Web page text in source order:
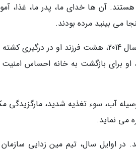
همه چیز هستند. آن ها خدای ما، پدر ما، غذا،
می بینید مرده بودند.
او به عنوان یک رهبر سنتی برجسته، خانواده ای بزرگ با چندین همسر دارد. از سال 2014، هشت فرزند او در
او برای بازگشت به خانه احساس
آب، سوء تغذیه شدید، مارگزیدگی
می نماید.
در اوایل سال، تیم مین زدایی